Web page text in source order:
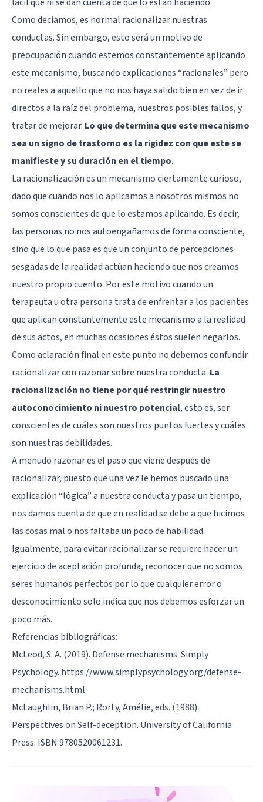
Como decíamos, es normal racionalizar nuestras
conductas. Sin embargo, esto será un motivo de
preocupación cuando estemos constantemente aplicando
este mecanismo, buscando explicaciones “racionales” pero
no reales a aquello que no nos haya salido bien en vez de ir
directos a la raíz del problema, nuestros posibles fallos, y
tratar de mejorar. Lo que determina que este mecanismo
sea un signo de trastorno es la rigidez con que este se
manifieste y su duración en el tiempo.
La racionalización es un mecanismo ciertamente curioso,
dado que cuando nos lo aplicamos a nosotros mismos no
somos conscientes de que lo estamos aplicando. Es decir,
las personas no nos autoengañamos de forma consciente,
sino que lo que pasa es que un conjunto de percepciones
sesgadas de la realidad actúan haciendo que nos creamos
nuestro propio cuento. Por este motivo cuando un
terapeuta u otra persona trata de enfrentar a los pacientes
que aplican constantemente este mecanismo a la realidad
de sus actos, en muchas ocasiones éstos suelen negarlos.
Como aclaración final en este punto no debemos confundir
racionalizar con razonar sobre nuestra conducta. La
racionalización no tiene por qué restringir nuestro
autoconocimiento ni nuestro potencial, esto es, ser
conscientes de cuáles son nuestros puntos fuertes y cuáles
son nuestras debilidades.
A menudo razonar es el paso que viene después de
racionalizar, puesto que una vez le hemos buscado una
explicación “lógica” a nuestra conducta y pasa un tiempo,
nos damos cuenta de que en realidad se debe a que hicimos
las cosas mal o nos faltaba un poco de habilidad.
Igualmente, para evitar racionalizar se requiere hacer un
ejercicio de aceptación profunda, reconocer que no somos
seres humanos perfectos por lo que cualquier error o
desconocimiento solo indica que nos debemos esforzar un
poco más.
Referencias bibliográficas:
McLeod, S. A. (2019). Defense mechanisms. Simply
Psychology. https://www.simplypsychology.org/defense-
mechanisms.html
McLaughlin, Brian P.; Rorty, Amélie, eds. (1988).
Perspectives on Self-deception. University of California
Press. ISBN 9780520061231.